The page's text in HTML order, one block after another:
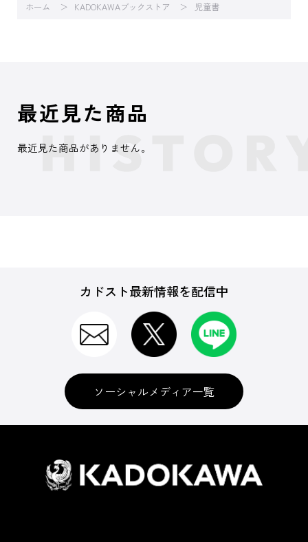
ホーム KADOKAWAブックストア 児童書
最近見た商品
最近見た商品がありません。
カドスト最新情報を配信中
ソーシャルメディア一覧